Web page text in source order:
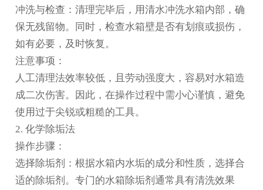
冲洗与检查：清理完毕后，用清水冲洗水箱内部，确
保无残留物。同时，检查水箱壁是否有划痕或损伤，
如有必要，及时恢复。
注意事项：
人工清理法效率较低，且劳动强度大，容易对水箱造
成二次伤害。因此，在操作过程中需小心谨慎，避免
使用过于尖锐或粗糙的工具。
2. 化学除垢法
操作步骤：
选择除垢剂：根据水箱内水垢的成分和性质，选择合
适的除垢剂。专门的水箱除垢剂通常具有清洗效果